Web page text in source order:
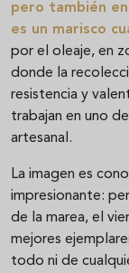
pero también
es un marisco
por el oleaje, en
donde la
resistencia y
trabajan en uno
artesanal.
La imagen es
impresionante:
de la marea, el
mejores
todo ni de